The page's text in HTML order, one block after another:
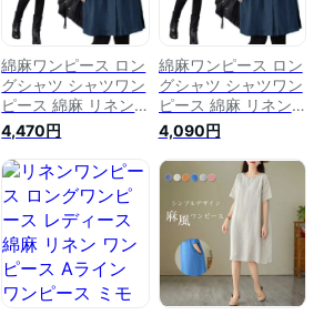
麻風ワンピース ギャ
ザー きれいめ 大人
送料無料
ル おしゃれ 体型カ
バー カジュアル チ
ェック 送料無料
綿麻ワンピース ロン
グシャツ シャツワン
ピース 綿麻 リネン
麻 ワンピース カジ
ュアル 長袖 チュニ
ックワンピース 立ち
襟 スリット 前開き
膝丈 ナチュラル Aラ
イン シンプル お洒
落 春 秋 送料無料
4,470円
綿麻ワンピース ロン
グシャツ シャツワン
ピース 綿麻 リネン
麻 ワンピース カジ
ュアル 長袖 チュニ
ックワンピース 立ち
襟 スリット 前開き
膝丈 ナチュラル Aラ
イン シンプル お洒
落 春 秋 送料無料
4,090円